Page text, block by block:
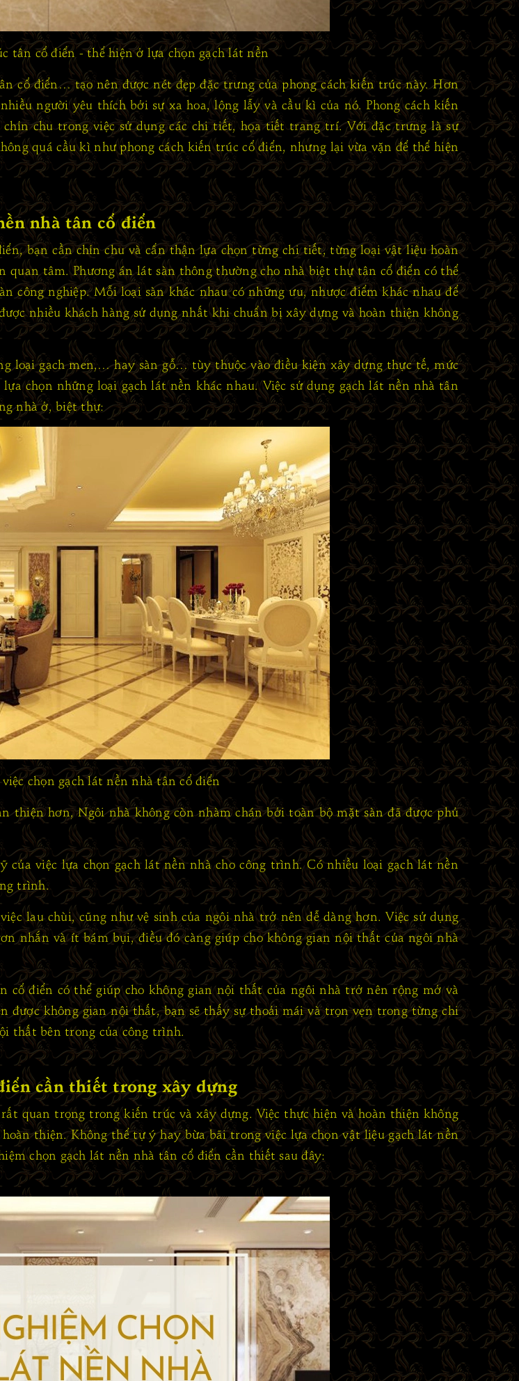
tân cổ điển - thể hiện ở lựa chọn gạch lát nền
cổ điển… tạo nên được nét đẹp đặc trưng của phong cách kiến trúc này. Hơn
người yêu thích bởi sự xa hoa, lộng lẫy và cầu kì của nó. Phong cách kiến
chu trong việc sử dụng các chi tiết, họa tiết trang trí. Với đặc trưng là sự
quá cầu kì như phong cách kiến trúc cổ điển, nhưng lại vừa vặn để thể hiện
nhà tân cổ điển
bạn cần chỉn chu và cẩn thận lựa chọn từng chi tiết, từng loại vật liệu hoàn
tâm. Phương án lát sàn thông thường cho nhà biệt thự tân cổ điển có thể
công nghiệp. Mỗi loại sàn khác nhau có những ưu, nhược điểm khác nhau để
nhiều khách hàng sử dụng nhất khi chuẩn bị xây dựng và hoàn thiện không
loại gạch men,… hay sàn gỗ… tùy thuộc vào điều kiện xây dựng thực tế, mức
chọn những loại gạch lát nền khác nhau. Việc sử dụng gạch lát nền nhà tân
nhà ở, biệt thự:
chọn gạch lát nền nhà tân cổ điển
thiện hơn, Ngôi nhà không còn nhàm chán bởi toàn bộ mặt sàn đã được phủ
việc lựa chọn gạch lát nền nhà cho công trình. Có nhiều loại gạch lát nền
trình.
lau chùi, cũng như vệ sinh của ngôi nhà trở nên dễ dàng hơn. Việc sử dụng
nhắn và ít bám bụi, điều đó càng giúp cho không gian nội thất của ngôi nhà
điển có thể giúp cho không gian nội thất của ngôi nhà trở nên rộng mở và
không gian nội thất, bạn sẽ thấy sự thoải mái và trọn vẹn trong từng chi
thất bên trong của công trình.
cần thiết trong xây dựng
quan trọng trong kiến trúc và xây dựng. Việc thực hiện và hoàn thiện không
thiện. Không thể tự ý hay bừa bãi trong việc lựa chọn vật liệu gạch lát nền
chọn gạch lát nền nhà tân cổ điển cần thiết sau đây: